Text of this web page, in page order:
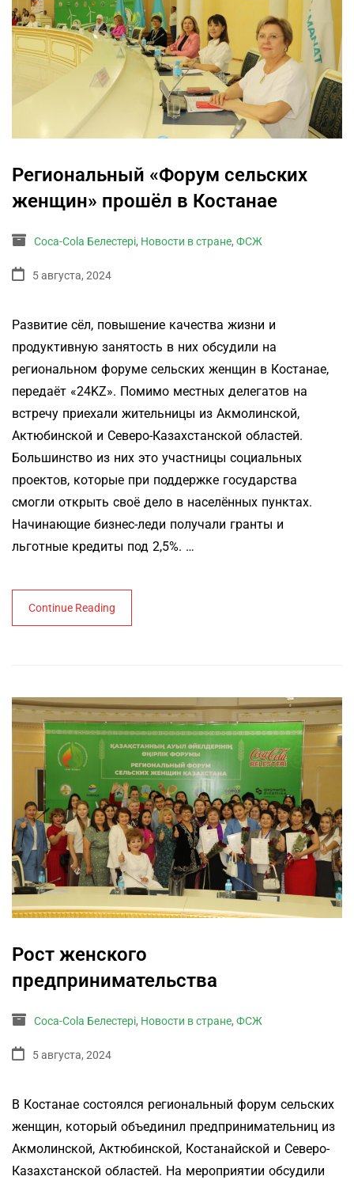
Региональный «Форум сельских
женщин» прошёл в Костанае
Coca-Cola Белестері, Новости в стране, ФСЖ
5 августа, 2024
Развитие сёл, повышение качества жизни и
продуктивную занятость в них обсудили на
региональном форуме сельских женщин в Костанае,
передаёт «24KZ». Помимо местных делегатов на
встречу приехали жительницы из Акмолинской,
Актюбинской и Северо-Казахстанской областей.
Большинство из них это участницы социальных
проектов, которые при поддержке государства
смогли открыть своё дело в населённых пунктах.
Начинающие бизнес-леди получали гранты и
льготные кредиты под 2,5%. …
Continue Reading
Рост женского
предпринимательства
Coca-Cola Белестері, Новости в стране, ФСЖ
5 августа, 2024
В Костанае состоялся региональный форум сельских
женщин, который объединил предпринимательниц из
Акмолинской, Актюбинской, Костанайской и Северо-
Казахстанской областей. На мероприятии обсудили